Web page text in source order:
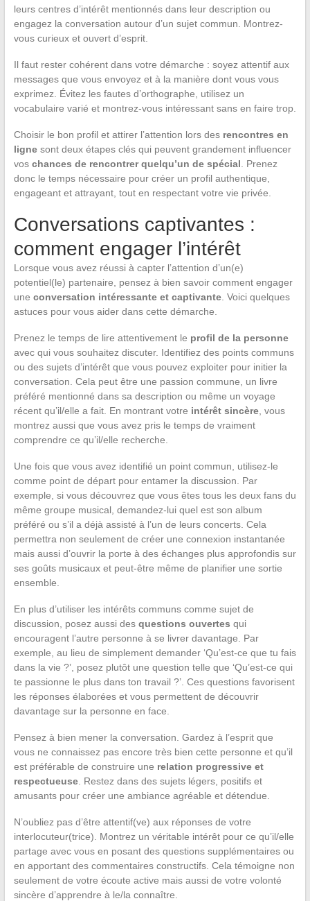
leurs centres d’intérêt mentionnés dans leur description ou
engagez la conversation autour d’un sujet commun. Montrez-
vous curieux et ouvert d’esprit.
Il faut rester cohérent dans votre démarche : soyez attentif aux
messages que vous envoyez et à la manière dont vous vous
exprimez. Évitez les fautes d’orthographe, utilisez un
vocabulaire varié et montrez-vous intéressant sans en faire trop.
Choisir le bon profil et attirer l’attention lors des rencontres en
lignesont deux étapes clés qui peuvent grandement influencer
vos chances de rencontrer quelqu’un de spécial . Prenez
donc le temps nécessaire pour créer un profil authentique,
engageant et attrayant, tout en respectant votre vie privée.
Conversations captivantes :
comment engager l’intérêt
Lorsque vous avez réussi à capter l’attention d’un(e)
potentiel(le) partenaire, pensez à bien savoir comment engager
une conversation intéressante et captivante. Voici quelques
astuces pour vous aider dans cette démarche.
Prenez le temps de lire attentivement le profil de la personne
avec qui vous souhaitez discuter. Identifiez des points communs
ou des sujets d’intérêt que vous pouvez exploiter pour initier la
conversation. Cela peut être une passion commune, un livre
préféré mentionné dans sa description ou même un voyage
récent qu’il/elle a fait. En montrant votre intérêt sincère, vous
montrez aussi que vous avez pris le temps de vraiment
comprendre ce qu’il/elle recherche.
Une fois que vous avez identifié un point commun, utilisez-le
comme point de départ pour entamer la discussion. Par
exemple, si vous découvrez que vous êtes tous les deux fans du
même groupe musical, demandez-lui quel est son album
préféré ou s’il a déjà assisté à l’un de leurs concerts. Cela
permettra non seulement de créer une connexion instantanée
mais aussi d’ouvrir la porte à des échanges plus approfondis sur
ses goûts musicaux et peut-être même de planifier une sortie
ensemble.
En plus d’utiliser les intérêts communs comme sujet de
discussion, posez aussi des questions ouvertes qui
encouragent l’autre personne à se livrer davantage. Par
exemple, au lieu de simplement demander ‘Qu’est-ce que tu fais
dans la vie ?’, posez plutôt une question telle que ‘Qu’est-ce qui
te passionne le plus dans ton travail ?’. Ces questions favorisent
les réponses élaborées et vous permettent de découvrir
davantage sur la personne en face.
Pensez à bien mener la conversation. Gardez à l’esprit que
vous ne connaissez pas encore très bien cette personne et qu’il
est préférable de construire une relation progressive et
respectueuse. Restez dans des sujets légers, positifs et
amusants pour créer une ambiance agréable et détendue.
N’oubliez pas d’être attentif(ve) aux réponses de votre
interlocuteur(trice). Montrez un véritable intérêt pour ce qu’il/elle
partage avec vous en posant des questions supplémentaires ou
en apportant des commentaires constructifs. Cela témoigne non
seulement de votre écoute active mais aussi de votre volonté
sincère d’apprendre à le/la connaître.